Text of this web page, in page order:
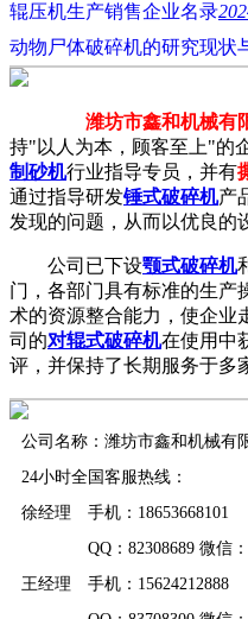
辊压机生产销售企业名录
动物尸体破碎机的研究现状
潍坊市鑫和机械有
持"以人为本，顾客至上"的
制砂机行业指导专员，并有
通过指导研发锤式破碎机产
发现的问题，从而以优良的
公司已下设颚式破碎机
门，各部门具有标准的生产
术的资源整合能力，使企业
司的对辊式破碎机在使用中
评，并保持了长期服务于多
公司名称：潍坊市鑫和机械有
24小时全国客服热线：
徐经理 手机：18653668101
QQ：82308689 微信：
王经理 手机：15624212888